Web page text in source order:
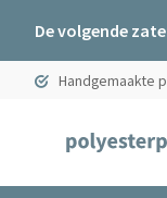
De volgende
Handgemaakte